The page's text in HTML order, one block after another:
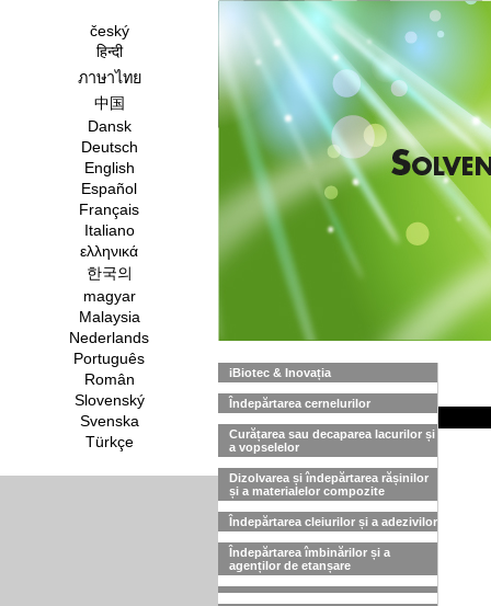
český
हिन्दी
ภาษาไทย
中国
Dansk
Deutsch
English
Español
Français
Italiano
ελληνικά
한국의
magyar
Malaysia
Nederlands
Português
Român
Slovenský
Svenska
Türkçe
iBiotec & Inovația
Îndepărtarea cernelurilor
Curățarea sau decaparea lacurilor și
a vopselelor
Dizolvarea și îndepărtarea rășinilor
și a materialelor compozite
Îndepărtarea cleiurilor și a adezivilor
Îndepărtarea îmbinărilor și a
agenților de etanșare